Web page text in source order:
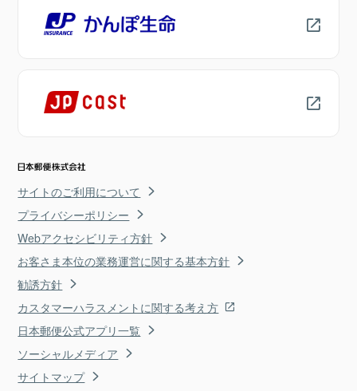
サイトのご利用について
プライバシーポリシー
Webアクセシビリティ方針
お客さま本位の業務運営に関する基本方針
勧誘方針
カスタマーハラスメントに関する考え方
日本郵便公式アプリ一覧
ソーシャルメディア
サイトマップ